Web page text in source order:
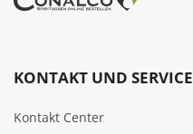
KONTAKT UND SERVICE
Kontakt Center